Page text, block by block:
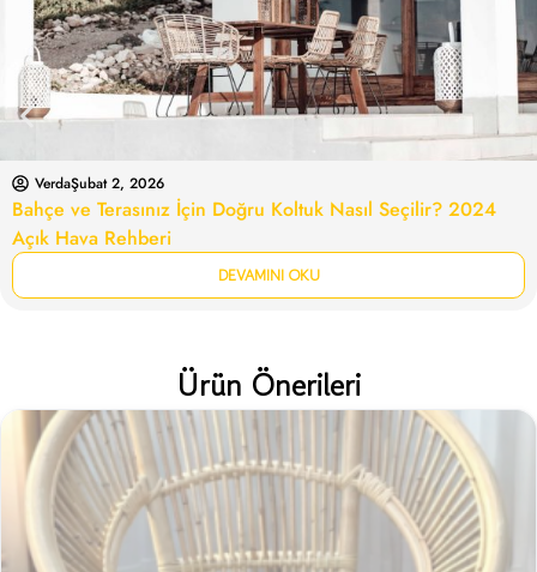
VerdaŞubat 2, 2026
Bahçe ve Terasınız İçin Doğru Koltuk Nasıl Seçilir? 2024
Açık Hava Rehberi
DEVAMINI OKU
Ürün Önerileri